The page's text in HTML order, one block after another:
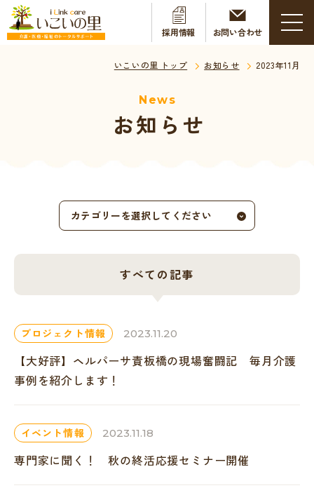
採用情報 お問い合わせ
News
お知らせ
いこいの里 トップ お知らせ 2023年11月
カテゴリーを選択してください
すべての記事
プロジェクト情報 2023.11.20
【大好評】ヘルパーサ責板橋の現場奮闘記 毎月介護
事例を紹介します！
イベント情報 2023.11.18
専門家に聞く！ 秋の終活応援セミナー開催